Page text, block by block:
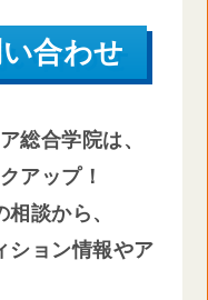
合わせ
総合学院は、
アップ！
談から、
ション情報やア